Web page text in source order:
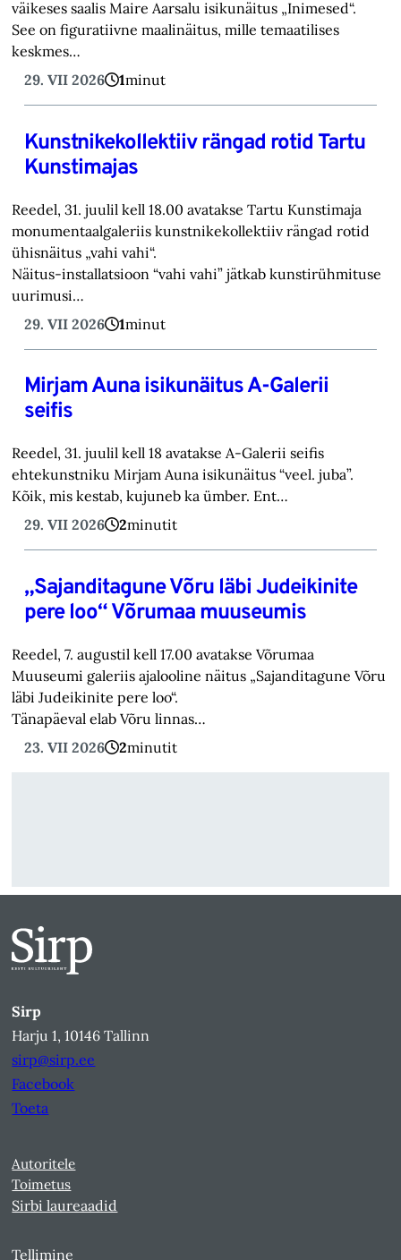
väikeses saalis Maire Aarsalu isikunäitus „Inimesed“.
See on figuratiivne maalinäitus, mille temaatilises
keskmes…
29. VII 2026
1minut
Kunstnikekollektiiv rängad rotid Tartu
Kunstimajas
Reedel, 31. juulil kell 18.00 avatakse Tartu Kunstimaja
monumentaalgaleriis kunstnikekollektiiv rängad rotid
ühisnäitus „vahi vahi“.
Näitus-installatsioon “vahi vahi” jätkab kunstirühmituse
uurimusi…
29. VII 2026
1minut
Mirjam Auna isikunäitus A-Galerii
seifis
Reedel, 31. juulil kell 18 avatakse A-Galerii seifis
ehtekunstniku Mirjam Auna isikunäitus “veel. juba”.
Kõik, mis kestab, kujuneb ka ümber. Ent…
29. VII 2026
2minutit
„Sajanditagune Võru läbi Judeikinite
pere loo“ Võrumaa muuseumis
Reedel, 7. augustil kell 17.00 avatakse Võrumaa
Muuseumi galeriis ajalooline näitus „Sajanditagune Võru
läbi Judeikinite pere loo“.
Tänapäeval elab Võru linnas…
23. VII 2026
2minutit
Sirp
Harju 1, 10146 Tallinn
sirp@sirp.ee
Facebook
Toeta
Autoritele
Toimetus
Sirbi laureaadid
Tellimine